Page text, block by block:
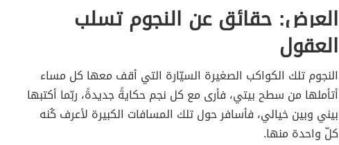
العرض: حقائق عن النجوم تسلب
العقول
النجوم تلك الكواكب الصغيرة السيّارة التي أقف معها كل مساء
أتأملها من سطح بيتي، فأرى مع كل نجم حكايةً جديدةً، ربّما أكتبها
بيني وبين خيالي، فأسافر حول تلك المسافات الكبيرة لأعرف كُنه
كلّ واحدة منها.